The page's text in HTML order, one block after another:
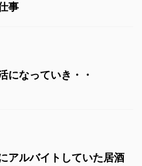
事
になっていき・・
アルバイトしていた居酒